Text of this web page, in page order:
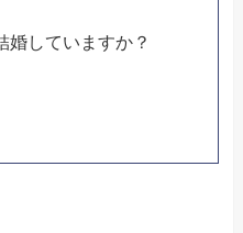
婚していますか？